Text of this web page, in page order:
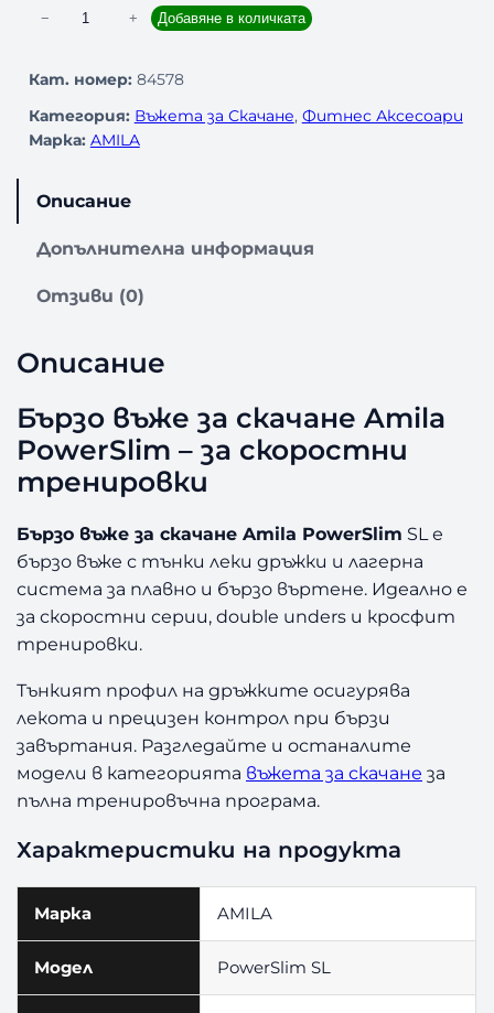
ч
е
т
р
о
В
ъ
ж
з
а
а
ч
н
е
A
m
i
a
o
w
e
S
− + Добавяне в количката
Кат. номер: 84578
Категория: Въжета за Скачане, Фитнес Аксесоари
Марка: AMILA
Описание
Допълнителна информация
Отзиви (0)
Описание
Бързо въже за скачане Amila
PowerSlim – за скоростни
тренировки
Бързо въже за скачане Amila PowerSlim SL е
бързо въже с тънки леки дръжки и лагерна
система за плавно и бързо въртене. Идеално е
за скоростни серии, double unders и кросфит
тренировки.
Тънкият профил на дръжките осигурява
лекота и прецизен контрол при бързи
завъртания. Разгледайте и останалите
модели в категорията въжета за скачане за
пълна тренировъчна програма.
Характеристики на продукта
Марка AMILA
Модел PowerSlim SL